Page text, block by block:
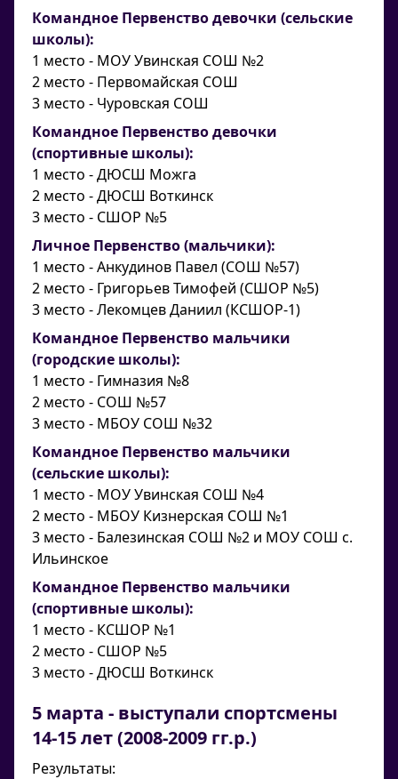
Командное Первенство девочки (сельские
школы):
1 место - МОУ Увинская СОШ №2
2 место - Первомайская СОШ
3 место - Чуровская СОШ
Командное Первенство девочки
(спортивные школы):
1 место - ДЮСШ Можга
2 место - ДЮСШ Воткинск
3 место - СШОР №5
Личное Первенство (мальчики):
1 место - Анкудинов Павел (СОШ №57)
2 место - Григорьев Тимофей (СШОР №5)
3 место - Лекомцев Даниил (КСШОР-1)
Командное Первенство мальчики
(городские школы):
1 место - Гимназия №8
2 место - СОШ №57
3 место - МБОУ СОШ №32
Командное Первенство мальчики
(сельские школы):
1 место - МОУ Увинская СОШ №4
2 место - МБОУ Кизнерская СОШ №1
3 место - Балезинская СОШ №2 и МОУ СОШ с.
Ильинское
Командное Первенство мальчики
(спортивные школы):
1 место - КСШОР №1
2 место - СШОР №5
3 место - ДЮСШ Воткинск
5 марта - выступали спортсмены
14-15 лет (2008-2009 гг.р.)
Результаты: